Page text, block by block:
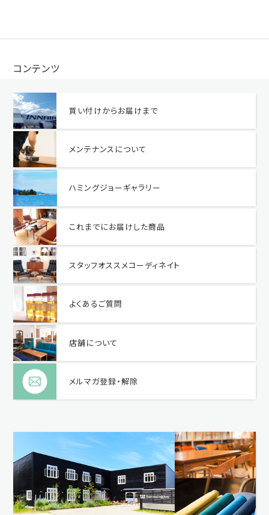
コンテンツ
買い付けからお届けまで
メンテナンスについて
ハミングジョーギャラリー
これまでにお届けした商品
スタッフオススメコーディネイト
よくあるご質問
店舗について
メルマガ登録・解除